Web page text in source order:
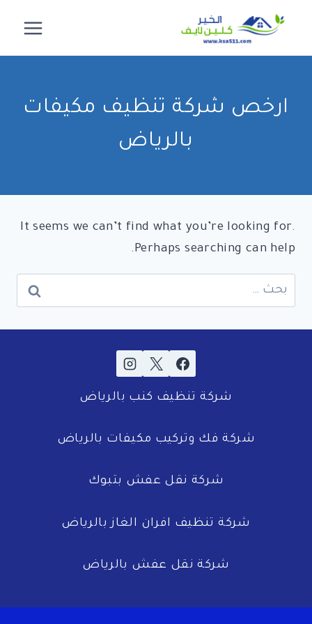
المحتوى
ارخص شركة تنظيف مكيفات
بالرياض
It seems we can’t find what you’re looking for.
Perhaps searching can help.
البحث
عن:
شركة تنظيف كنب بالرياض
شركة فك وتركيب مكيفات بالرياض
شركة نقل عفش بتبوك
شركة تنظيف افران الغاز بالرياض
شركة نقل عفش بالرياض